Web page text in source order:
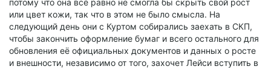
потому что она всё равно не смогла бы скрыть свой рост
или цвет кожи, так что в этом не было смысла. На
следующий день они с Куртом собирались заехать в СКП,
чтобы закончить оформление бумаг и всего остального для
обновления её официальных документов и данных о росте
и внешности, независимо от того, захочет Лейси вступить в